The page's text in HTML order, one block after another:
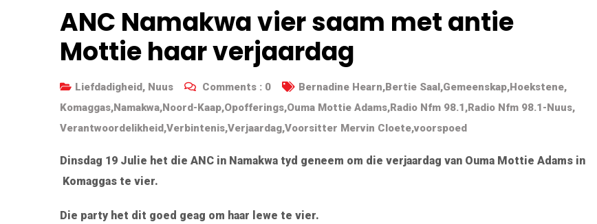
ANC Namakwa vier saam met antie
Mottie haar verjaardag
Liefdadigheid, Nuus Comments : 0 Bernadine Hearn,Bertie Saal,Gemeenskap,Hoekstene,
Komaggas,Namakwa,Noord-Kaap,Opofferings,Ouma Mottie Adams,Radio Nfm 98.1,Radio Nfm 98.1-Nuus,
Verantwoordelikheid,Verbintenis,Verjaardag,Voorsitter Mervin Cloete,voorspoed
Dinsdag 19 Julie het die ANC in Namakwa tyd geneem om die verjaardag van Ouma Mottie Adams in
Komaggas te vier.
Die party het dit goed geag om haar lewe te vier.